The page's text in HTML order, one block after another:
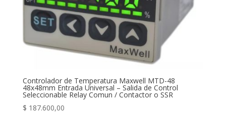
Controlador de Temperatura Maxwell MTD-48
48x48mm Entrada Universal – Salida de Control
Seleccionable Relay Comun / Contactor o SSR
$ 187.600,00